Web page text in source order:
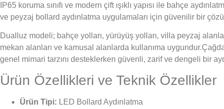
IP65 koruma sınıfı ve modern çift ışıklı yapısı ile bahçe
ve peyzaj bollard aydınlatma uygulamaları için güvenilir bir
Dualluz modeli; bahçe yolları, yürüyüş yolları, villa peyzaj
mekan alanları ve kamusal alanlarda kullanıma
genel mimari tarzını desteklerken güvenli, zarif ve dengeli bir
Ürün Özellikleri ve Teknik Özellikler
Ürün Tipi: LED Bollard Aydınlatma